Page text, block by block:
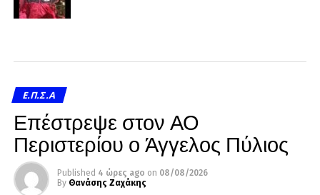
Ε.Π.Σ.Α
Επέστρεψε στον ΑΟ
Περιστερίου ο Άγγελος Πύλιος
Published 4 ώρες ago on 08/08/2026
By Θανάσης Ζαχάκης